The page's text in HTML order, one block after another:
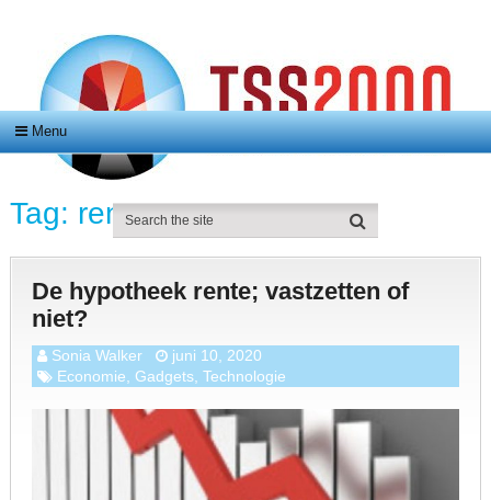
Menu
Tag: rente
De hypotheek rente; vastzetten of
niet?
Sonia Walker
juni 10, 2020
Economie, Gadgets, Technologie